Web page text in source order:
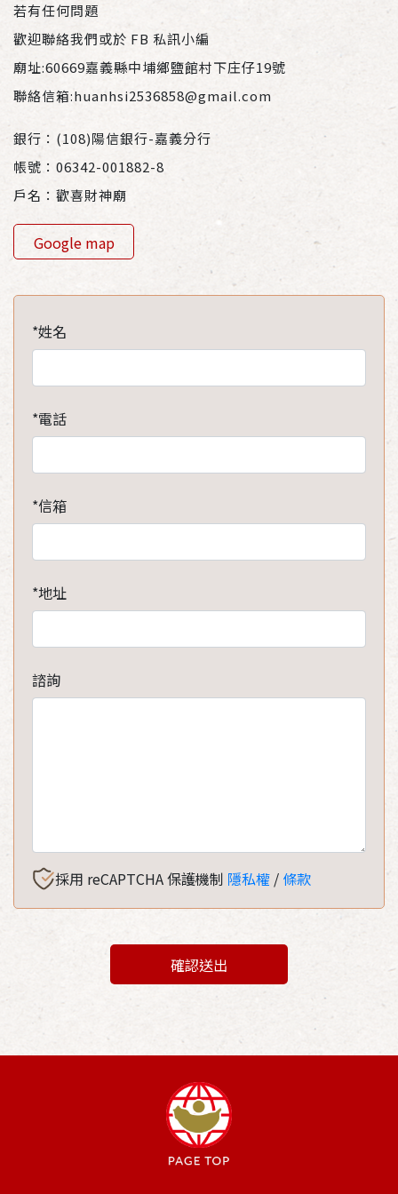
若有任何問題
歡迎聯絡我們或於 FB 私訊小編
廟址:60669嘉義縣中埔鄉鹽館村下庄仔19號
聯絡信箱:huanhsi2536858@gmail.com
銀行：(108)陽信銀行-嘉義分行
帳號：06342-001882-8
戶名：歡喜財神廟
Google map
*姓名
*電話
*信箱
*地址
諮詢
採用 reCAPTCHA 保護機制 隱私權 / 條款
確認送出